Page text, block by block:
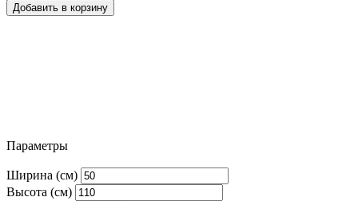
Добавить в корзину
Параметры
Ширина (см)
Высота (см)